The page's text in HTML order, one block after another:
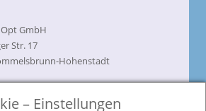
GmbH
Str. 17
Hohenstadt
– Einstellungen